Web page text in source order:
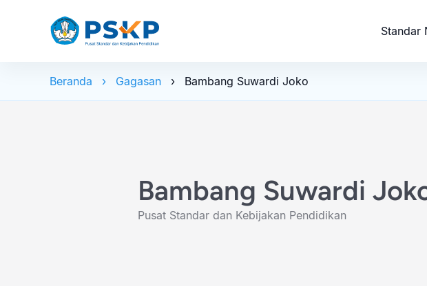
Standar
Beranda Gagasan Bambang Suwardi Joko
Bambang Suwardi
Pusat Standar dan Kebijakan Pendidikan